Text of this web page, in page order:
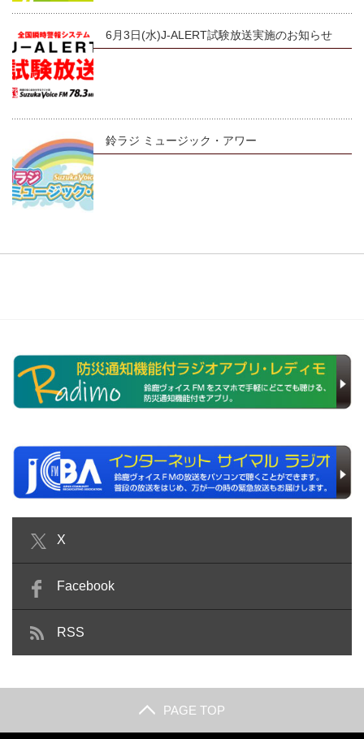
6月3日(水)J-ALERT試験放送実施のお知らせ
鈴ラジ ミュージック・アワー
X
Facebook
RSS
PAGE TOP